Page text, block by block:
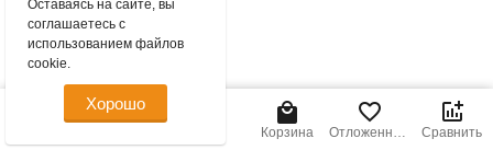
Корзина
Отложенные
Сравнить
Оставаясь на сайте, вы
соглашаетесь с
использованием файлов
cookie.
Хорошо